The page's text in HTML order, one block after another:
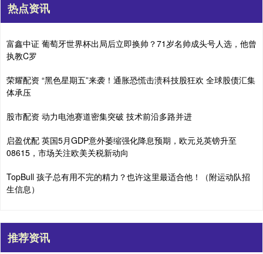
热点资讯
富鑫中证 葡萄牙世界杯出局后立即换帅？71岁名帅成头号人选，他曾
执教C罗
荣耀配资 “黑色星期五”来袭！通胀恐慌击溃科技股狂欢 全球股债汇集
体承压
股市配资 动力电池赛道密集突破 技术前沿多路并进
启盈优配 英国5月GDP意外萎缩强化降息预期，欧元兑英镑升至
08615，市场关注欧美关税新动向
TopBull 孩子总有用不完的精力？也许这里最适合他！（附运动队招
生信息）
推荐资讯